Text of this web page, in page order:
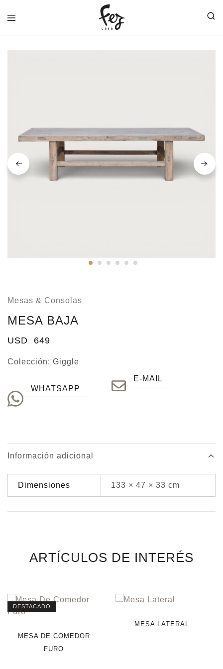
CASA
Mesas & Consolas
MESA BAJA
USD 649
Colección: Giggle
WHATSAPP
E-MAIL
Información adicional
Dimensiones 133 × 47 × 33 cm
ARTÍCULOS DE INTERÉS
DESTACADO
MESA DE COMEDOR
FURO
MESA LATERAL